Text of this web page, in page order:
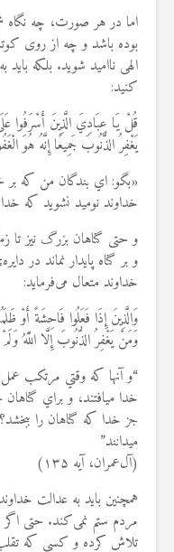
اما در هر صورت، چه نگاه
بوده باشد و چه از روی
الهی ناامید شوید. بلکه
کنید:
قُلْ يَا عِبَادِيَ الَّذِينَ أَسْرَفُوا
يَغْفِرُ الذُّنُوبَ جَمِيعًا إِنَّهُ هُوَ
«بگو: اي بندگان من كه
خداوند نوميد نشويد كه خدا
و حتی گناهان بزرگ نیز تا
و بر گناه پایدار نماند در
خداوند متعال می‌فرماید:
وَالَّذِينَ إِذَا فَعَلُوا فَاحِشَةً أَوْ
وَمَنْ يَغْفِرُ الذُّنُوبَ إِلَّا اللَّهُ
“و آنها كه وقتي مرتكب
خدا مي‏افتند، و براي
جز خدا كه گناهان را ببخشد؟
مي‏دانند”
(آل‌عمران، آیه ۱۳۵)
همچنین باید به عدالت
مردم ستم نمی‌کند. حتی
تلاش کرده و کسی که تقلب